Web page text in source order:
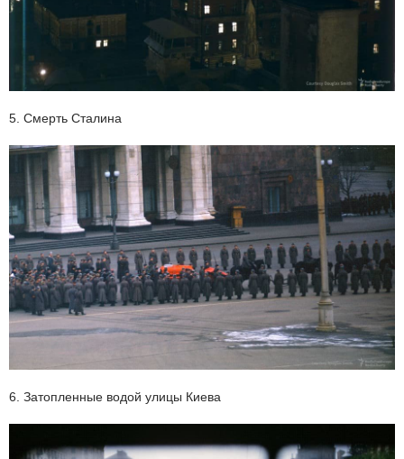
5. Смерть Сталина
6. Затопленные водой улицы Киева